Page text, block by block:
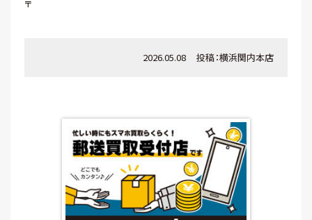
〒
2026.05.08 投稿：横浜関内本店